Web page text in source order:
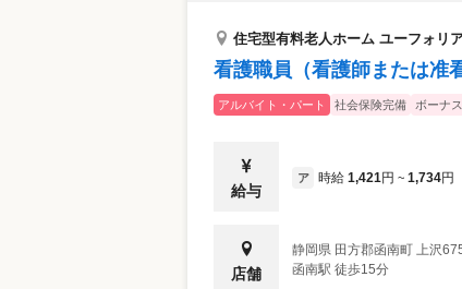
住宅型有料老人ホーム ユーフォリ
看護職員（看護師または准
アルバイト・パート 社会保険完備 ボーナ
給与
ア 時給 1,421円 ~ 1,734円
店舗
静岡県 田方郡函南町 上沢
函南駅 徒歩15分